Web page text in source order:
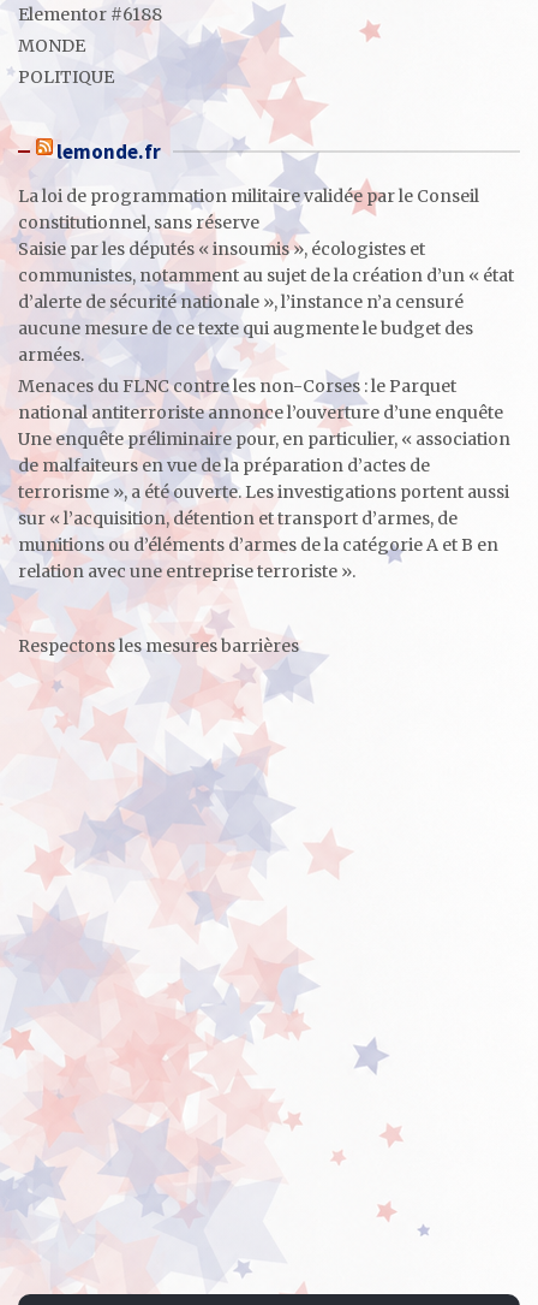
Elementor #6188
MONDE
POLITIQUE
lemonde.fr
La loi de programmation militaire validée par le Conseil
constitutionnel, sans réserve
Saisie par les députés « insoumis », écologistes et
communistes, notamment au sujet de la création d’un « état
d’alerte de sécurité nationale », l’instance n’a censuré
aucune mesure de ce texte qui augmente le budget des
armées.
Menaces du FLNC contre les non-Corses : le Parquet
national antiterroriste annonce l’ouverture d’une enquête
Une enquête préliminaire pour, en particulier, « association
de malfaiteurs en vue de la préparation d’actes de
terrorisme », a été ouverte. Les investigations portent aussi
sur « l’acquisition, détention et transport d’armes, de
munitions ou d’éléments d’armes de la catégorie A et B en
relation avec une entreprise terroriste ».
Respectons les mesures barrières